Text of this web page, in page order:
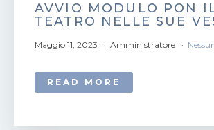
AVVIO MODULO PON
TEATRO NELLE SUE
Maggio 11, 2023 Amministratore
READ MORE